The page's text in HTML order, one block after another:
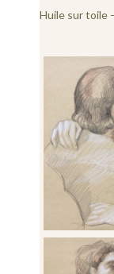
Huile sur toile